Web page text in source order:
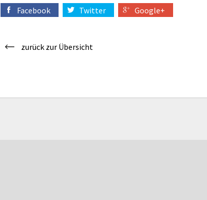
Facebook Twitter Google+
zurück zur Übersicht